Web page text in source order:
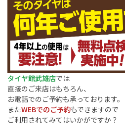
タイヤ館武雄店では
直接のご来店はもちろん、
お電話でのご予約も承っております。
またWEBでのご予約もできますので
ご利用されてみてはいかがですか？